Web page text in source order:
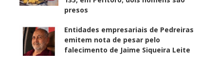
presos
Entidades empresariais de Pedreiras
emitem nota de pesar pelo
falecimento de Jaime Siqueira Leite